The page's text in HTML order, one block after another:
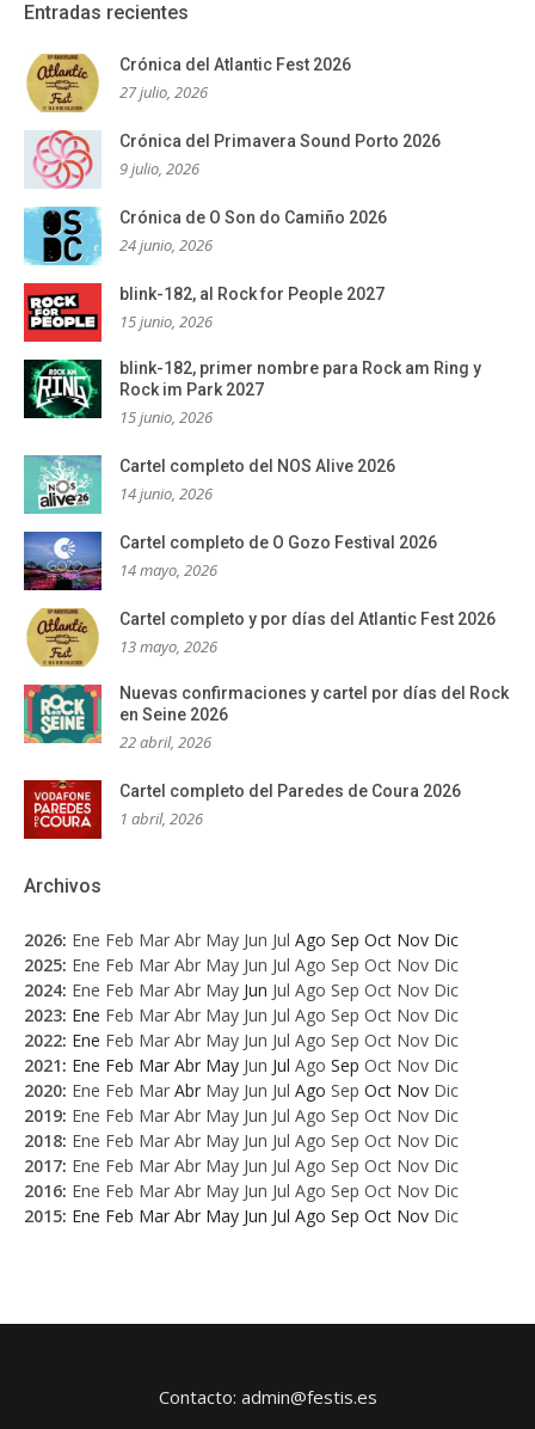
Entradas recientes
Crónica del Atlantic Fest 2026
27 julio, 2026
Crónica del Primavera Sound Porto 2026
9 julio, 2026
Crónica de O Son do Camiño 2026
24 junio, 2026
blink-182, al Rock for People 2027
15 junio, 2026
blink-182, primer nombre para Rock am Ring y
Rock im Park 2027
15 junio, 2026
Cartel completo del NOS Alive 2026
14 junio, 2026
Cartel completo de O Gozo Festival 2026
14 mayo, 2026
Cartel completo y por días del Atlantic Fest 2026
13 mayo, 2026
Nuevas confirmaciones y cartel por días del Rock
en Seine 2026
22 abril, 2026
Cartel completo del Paredes de Coura 2026
1 abril, 2026
Archivos
2026: Ene Feb Mar Abr May Jun Jul Ago Sep Oct Nov Dic
2025: Ene Feb Mar Abr May Jun Jul Ago Sep Oct Nov Dic
2024: Ene Feb Mar Abr May Jun Jul Ago Sep Oct Nov Dic
2023: Ene Feb Mar Abr May Jun Jul Ago Sep Oct Nov Dic
2022: Ene Feb Mar Abr May Jun Jul Ago Sep Oct Nov Dic
2021: Ene Feb Mar Abr May Jun Jul Ago Sep Oct Nov Dic
2020: Ene Feb Mar Abr May Jun Jul Ago Sep Oct Nov Dic
2019: Ene Feb Mar Abr May Jun Jul Ago Sep Oct Nov Dic
2018: Ene Feb Mar Abr May Jun Jul Ago Sep Oct Nov Dic
2017: Ene Feb Mar Abr May Jun Jul Ago Sep Oct Nov Dic
2016: Ene Feb Mar Abr May Jun Jul Ago Sep Oct Nov Dic
2015: Ene Feb Mar Abr May Jun Jul Ago Sep Oct Nov Dic
Contacto: admin@festis.es